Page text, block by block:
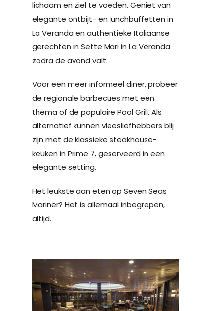
lichaam en ziel te voeden. Geniet van
elegante ontbijt- en lunchbuffetten in
La Veranda en authentieke Italiaanse
gerechten in Sette Mari in La Veranda
zodra de avond valt.
Voor een meer informeel diner, probeer
de regionale barbecues met een
thema of de populaire Pool Grill. Als
alternatief kunnen vleesliefhebbers blij
zijn met de klassieke steakhouse-
keuken in Prime 7, geserveerd in een
elegante setting.
Het leukste aan eten op Seven Seas
Mariner? Het is allemaal inbegrepen,
altijd.